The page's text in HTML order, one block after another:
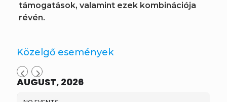
támogatások, valamint ezek kombinációja
révén.
Közelgő események
AUGUST, 2026